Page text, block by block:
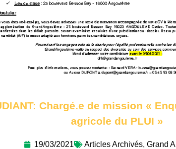
Chargé.e de mission «
agricole du PLUI »
19/03/2021 Articles Archivés, Grand